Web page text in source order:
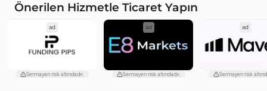
Önerilen Hizmetle Ticaret Yapın
ad
Sermayen risk altındadır.
ad
Sermayen risk altındadır.
ad
Sermayen risk